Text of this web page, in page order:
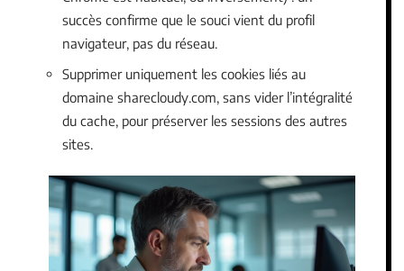
succès confirme que le souci vient du profil
navigateur, pas du réseau.
Supprimer uniquement les cookies liés au
domaine sharecloudy.com, sans vider l’intégralité
du cache, pour préserver les sessions des autres
sites.